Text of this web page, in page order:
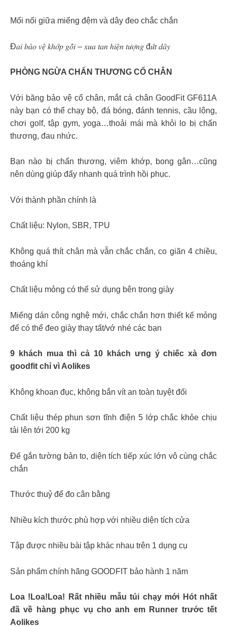
Mối nối giữa miếng đệm và dây đeo chắc chắn
Đ𝑎𝑖 𝑏𝑎̉𝑜 𝑣𝑒̣̂ 𝑘ℎ𝑜̛́𝑝 𝑔𝑜̂́𝑖 – 𝑥𝑢𝑎 𝑡𝑎𝑛 ℎ𝑖𝑒̣̂𝑛 𝑡𝑢̛𝑜̛̣𝑛𝑔 đ𝑢̛́𝑡 𝑑𝑎̂𝑦
PHÒNG NGỪA CHẤN THƯƠNG CỔ CHÂN
Với băng bảo vệ cổ chân, mắt cá chân GoodFit GF611A
này bạn có thể chạy bộ, đá bóng, đánh tennis, cầu lông,
chơi golf, tập gym, yoga…thoải mái mà khỏi lo bị chấn
thương, đau nhức.
Bạn nào bị chấn thương, viêm khớp, bong gân…cũng
nên dùng giúp đẩy nhanh quá trình hồi phục.
Với thành phần chính là
Chất liệu: Nylon, SBR, TPU
Không quá thít chân mà vẫn chắc chắn, co giãn 4 chiều,
thoáng khí
Chất liệu mỏng có thể sử dụng bên trong giày
Miếng dán công nghệ mới, chắc chắn hơn thiết kế mỏng
để có thể đeo giày thay tất/vớ nhé các bạn
9 khách mua thì cả 10 khách ưng ý chiếc xà đơn
goodfit chỉ vì Aolikes
Không khoan đục, không bắn vít an toàn tuyệt đối
Chất liệu thép phun sơn tĩnh điện 5 lớp chắc khỏe chịu
tải lên tới 200 kg
Đế gắn tường bản to, diện tích tiếp xúc lớn vô cùng chắc
chắn
Thước thuỷ để đo cân bằng
Nhiều kích thước phù hợp với nhiều diện tích cửa
Tập được nhiều bài tập khác nhau trên 1 dụng cụ
Sản phẩm chính hãng GOODFIT bảo hành 1 năm
Loa !Loa!Loa! Rất nhiều mẫu túi chạy mới Hót nhất
đã về hàng phục vụ cho anh em Runner trước tết
Aolikes